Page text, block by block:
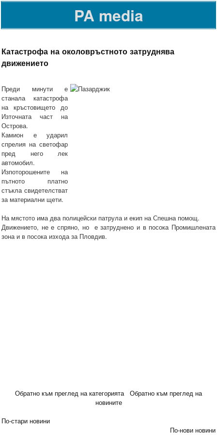
PA media
Катастрофа на околовръстното затруднява
движението
Преди минути е
станала катастрофа
на кръстовището до
Източната част на
Острова.
Камион е ударил
спрелия на светофар
пред него лек
автомобил.
Изпоторошените на
пътното платно
стъкла свидетелстват
за материални щети.
На мястото има два полицейски патрула и екип на Спешна помощ.
Движението, не е спряно, но е затруднено и в посока Промишлената
зона и в посока изхода за Пловдив.
Обратно към преглед на категорията
Обратно към преглед на
новините
По-стари новини
По-нови новини